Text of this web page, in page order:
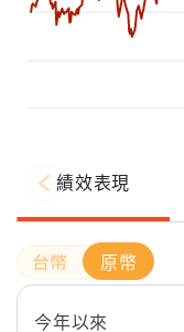
績效表現
原幣
今年以來